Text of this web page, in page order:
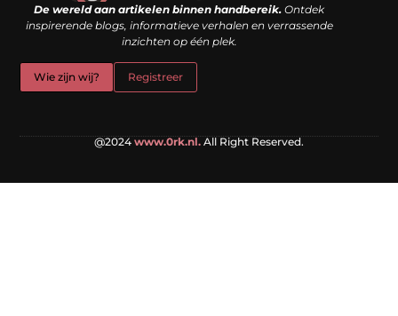
De wereld aan artikelen binnen handbereik. Ontdek
inspirerende blogs, informatieve verhalen en verrassende
inzichten op één plek.
Wie zijn wij? Registreer
@2024 www.0rk.nl. All Right Reserved.